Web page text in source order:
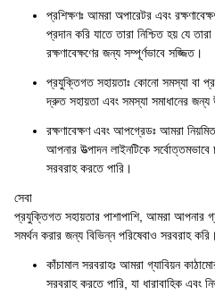
প্রশিক্ষণঃ আমরা অপারেটর এবং
প্রদান করি যাতে তারা নিশ্চিত হয় যে
রক্ষণাবেক্ষণের জন্য সম্পূর্ণভাবে সজ্জিত।
প্রযুক্তিগত সহায়তাঃ কোনো সমস্যা বা
দ্রুত সহায়তা এবং সমস্যা সমাধানের
রক্ষণাবেক্ষণ এবং আপগ্রেডঃ আমরা
আপনার উত্পাদন লাইনটিকে
সরবরাহ করতে পারি।
সেবা
প্রযুক্তিগত সহায়তার পাশাপাশি, আমরা আপনার
সমর্থন করার জন্য বিভিন্ন পরিষেবাও সরবরাহ করি।
কাঁচামাল সরবরাহঃ আমরা গ্যাবিয়ন
সরবরাহ করতে পারি, যা ধারাবাহিক এবং